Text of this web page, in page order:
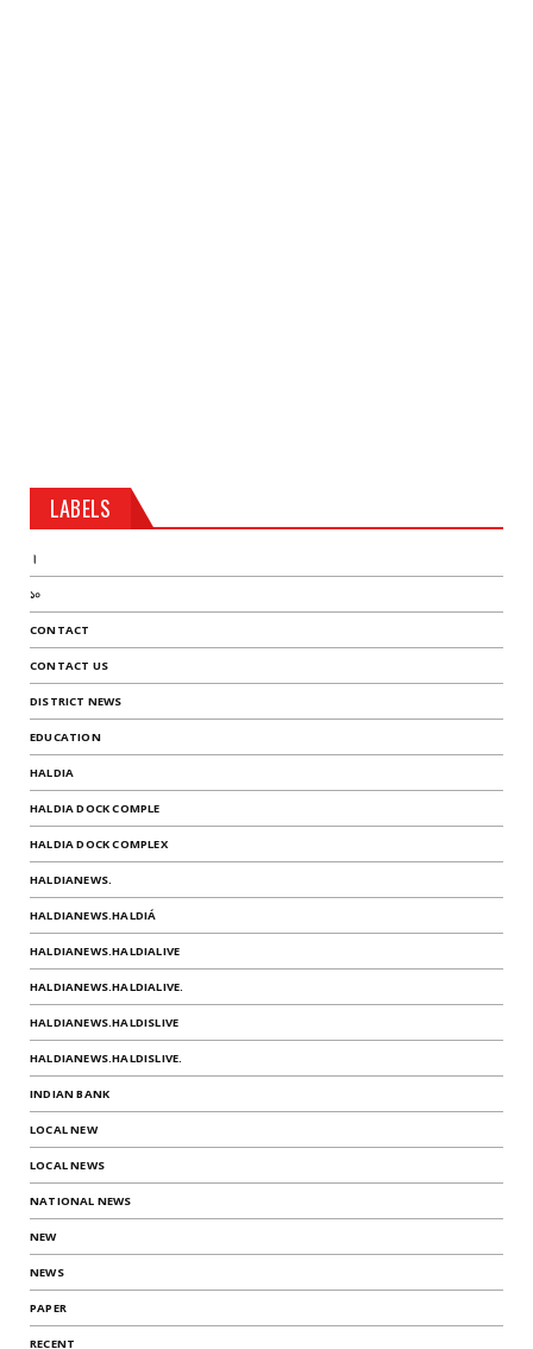
LABELS
।
১০
CONTACT
CONTACT US
DISTRICT NEWS
EDUCATION
HALDIA
HALDIA DOCK COMPLE
HALDIA DOCK COMPLEX
HALDIANEWS.
HALDIANEWS.HALDIÁ
HALDIANEWS.HALDIALIVE
HALDIANEWS.HALDIALIVE.
HALDIANEWS.HALDISLIVE
HALDIANEWS.HALDISLIVE.
INDIAN BANK
LOCAL NEW
LOCAL NEWS
NATIONAL NEWS
NEW
NEWS
PAPER
RECENT